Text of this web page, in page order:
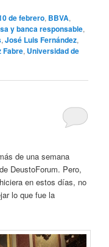
de febrero, BBVA,
y banca responsable,
,José Luis Fernández,
Fabre, Universidad de
de una semana
DeustoForum. Pero,
en estos días, no
lo que fue la